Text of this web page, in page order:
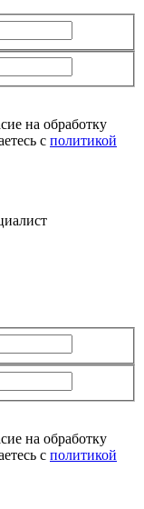
на обработку
с политикой
на обработку
с политикой